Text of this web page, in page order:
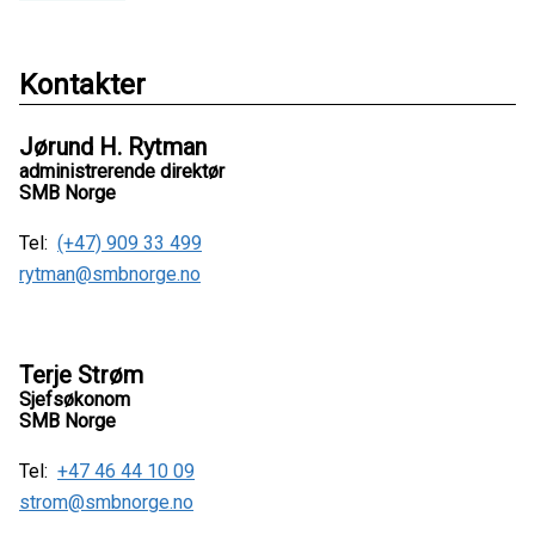
Kontakter
Jørund H. Rytman
administrerende direktør
SMB Norge
Tel: (+47) 909 33 499
rytman@smbnorge.no
Terje Strøm
Sjefsøkonom
SMB Norge
Tel: +47 46 44 10 09
strom@smbnorge.no